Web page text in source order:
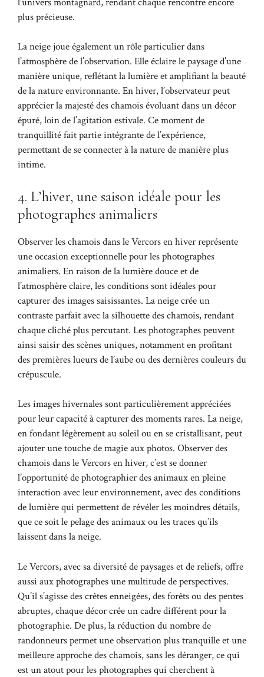
plus précieuse.
La neige joue également un rôle particulier dans
l’atmosphère de l’observation. Elle éclaire le paysage d’une
manière unique, reflétant la lumière et amplifiant la beauté
de la nature environnante. En hiver, l’observateur peut
apprécier la majesté des chamois évoluant dans un décor
épuré, loin de l’agitation estivale. Ce moment de
tranquillité fait partie intégrante de l’expérience,
permettant de se connecter à la nature de manière plus
intime.
4. L’hiver, une saison idéale pour les
photographes animaliers
Observer les chamois dans le Vercors en hiver représente
une occasion exceptionnelle pour les photographes
animaliers. En raison de la lumière douce et de
l’atmosphère claire, les conditions sont idéales pour
capturer des images saisissantes. La neige crée un
contraste parfait avec la silhouette des chamois, rendant
chaque cliché plus percutant. Les photographes peuvent
ainsi saisir des scènes uniques, notamment en profitant
des premières lueurs de l’aube ou des dernières couleurs du
crépuscule.
Les images hivernales sont particulièrement appréciées
pour leur capacité à capturer des moments rares. La neige,
en fondant légèrement au soleil ou en se cristallisant, peut
ajouter une touche de magie aux photos. Observer des
chamois dans le Vercors en hiver, c’est se donner
l’opportunité de photographier des animaux en pleine
interaction avec leur environnement, avec des conditions
de lumière qui permettent de révéler les moindres détails,
que ce soit le pelage des animaux ou les traces qu’ils
laissent dans la neige.
Le Vercors, avec sa diversité de paysages et de reliefs, offre
aussi aux photographes une multitude de perspectives.
Qu’il s’agisse des crêtes enneigées, des forêts ou des pentes
abruptes, chaque décor crée un cadre différent pour la
photographie. De plus, la réduction du nombre de
randonneurs permet une observation plus tranquille et une
meilleure approche des chamois, sans les déranger, ce qui
est un atout pour les photographes qui cherchent à